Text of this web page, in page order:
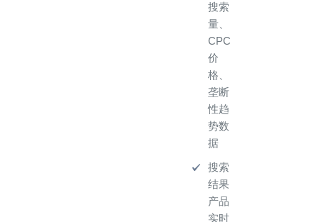
搜索
量、
CPC
价
格、
垄断
性趋
势数
据
搜索
结果
产品
实时